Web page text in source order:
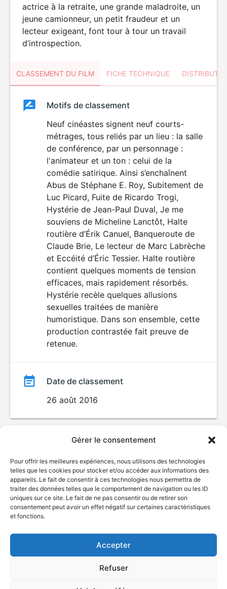
Gérer le consentement
Pour offrir les meilleures expériences, nous utilisons des technologies
telles que les cookies pour stocker et/ou accéder aux informations des
appareils. Le fait de consentir à ces technologies nous permettra de
traiter des données telles que le comportement de navigation ou les ID
uniques sur ce site. Le fait de ne pas consentir ou de retirer son
consentement peut avoir un effet négatif sur certaines caractéristiques
et fonctions.
Accepter
Refuser
actrice à la retraite, une grande maladroite, un
jeune camionneur, un petit fraudeur et un
lecteur exigeant, font tour à tour un travail
d’introspection.
CLASSEMENT DU FILM FICHE TECHNIQUE
ClassementClassement
Motifs de classement
Neuf cinéastes signent neuf courts-
métrages, tous reliés par un lieu : la salle
de conférence, par un personnage :
l'animateur et un ton : celui de la
comédie satirique. Ainsi s’enchaînent
Abus de Stéphane E. Roy, Subitement de
Luc Picard, Fuite de Ricardo Trogi,
Hystérie de Jean-Paul Duval, Je me
souviens de Micheline Lanctôt, Halte
routière d’Érik Canuel, Banqueroute de
Claude Brie, Le lecteur de Marc Labrèche
et Eccéité d’Éric Tessier. Halte routière
contient quelques moments de tension
efficaces, mais rapidement résorbés.
Hystérie recèle quelques allusions
sexuelles traitées de manière
humoristique. Dans son ensemble, cette
production contrastée fait preuve de
retenue.
Date de classement
26 août 2016
© Gouvernement du Québec, 2026
Plan du site
Accessibilité
Accès à l'information
Déclaration de services